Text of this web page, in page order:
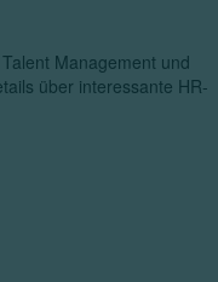
Management und
über interessante HR-